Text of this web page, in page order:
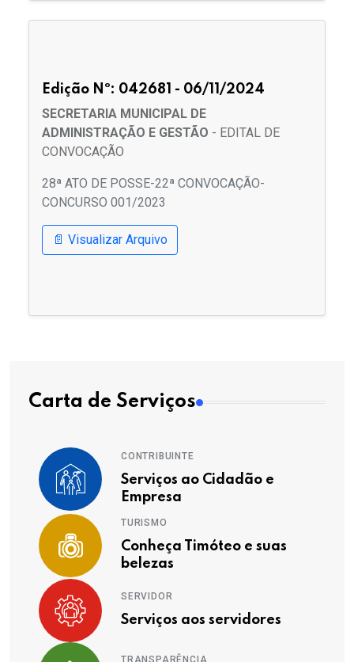
Edição Nº: 042681 - 06/11/2024
SECRETARIA MUNICIPAL DE
ADMINISTRAÇÃO E GESTÃO - EDITAL DE
CONVOCAÇÃO
28ª ATO DE POSSE-22ª CONVOCAÇÃO-
CONCURSO 001/2023
📄 Visualizar Arquivo
Carta de Serviços
CONTRIBUINTE
Serviços ao Cidadão e
Empresa
TURISMO
Conheça Timóteo e suas
belezas
SERVIDOR
Serviços aos servidores
TRANSPARÊNCIA